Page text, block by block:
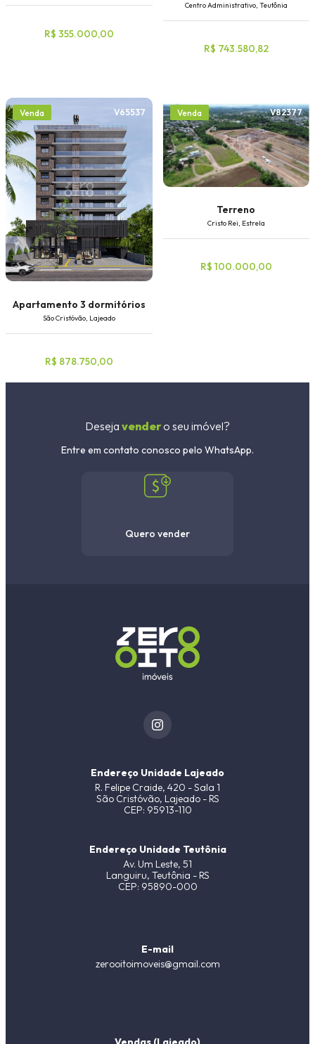
R$ 355.000,00
Centro Administrativo, Teutônia
R$ 743.580,82
Venda V65537
Apartamento 3 dormitórios
São Cristóvão, Lajeado
R$ 878.750,00
Venda V82377
Terreno
Cristo Rei, Estrela
R$ 100.000,00
Deseja vendero seu imóvel?
Entre em contato conosco pelo WhatsApp.
Quero vender
Endereço Unidade Lajeado
R. Felipe Craide, 420 - Sala 1
São Cristóvão, Lajeado - RS
CEP: 95913-110
Endereço Unidade Teutônia
Av. Um Leste, 51
Languiru, Teutônia - RS
CEP: 95890-000
E-mail
zerooitoimoveis@gmail.com